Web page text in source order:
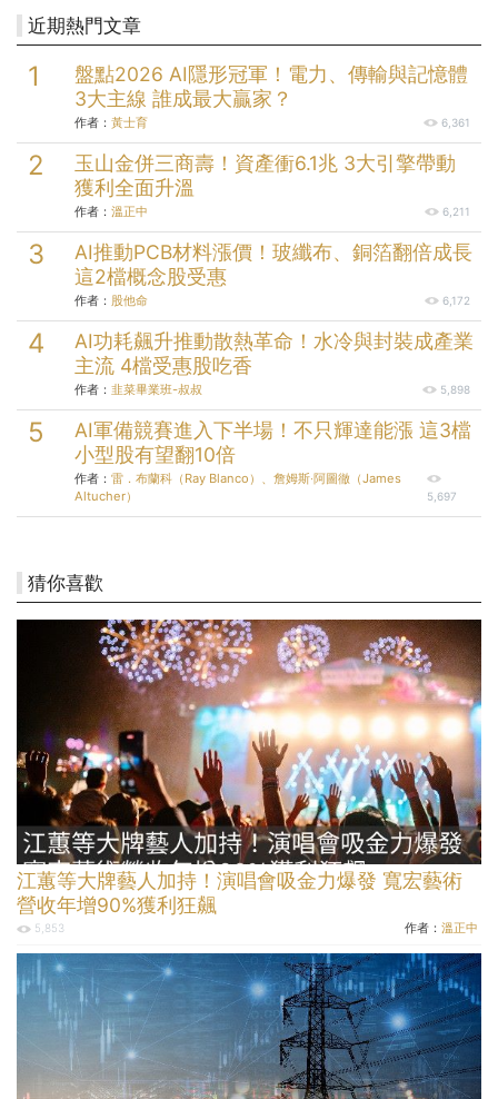
近期熱門文章
盤點2026 AI隱形冠軍！電力、傳輸與記憶體
3大主線 誰成最大贏家？
作者： 黃士育 6,361
玉山金併三商壽！資產衝6.1兆 3大引擎帶動
獲利全面升溫
作者： 溫正中 6,211
AI推動PCB材料漲價！玻纖布、銅箔翻倍成長
這2檔概念股受惠
作者： 股他命 6,172
AI功耗飆升推動散熱革命！水冷與封裝成產業
主流 4檔受惠股吃香
作者： 韭菜畢業班-叔叔 5,898
AI軍備競賽進入下半場！不只輝達能漲 這3檔
小型股有望翻10倍
作者： 雷．布蘭科（Ray Blanco）、詹姆斯‧阿圖徹（James
Altucher）
5,697
猜你喜歡
江蕙等大牌藝人加持！演唱會吸金力爆發 寬宏藝術
營收年增90%獲利狂飆
5,853 作者： 溫正中